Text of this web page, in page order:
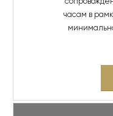
часам в